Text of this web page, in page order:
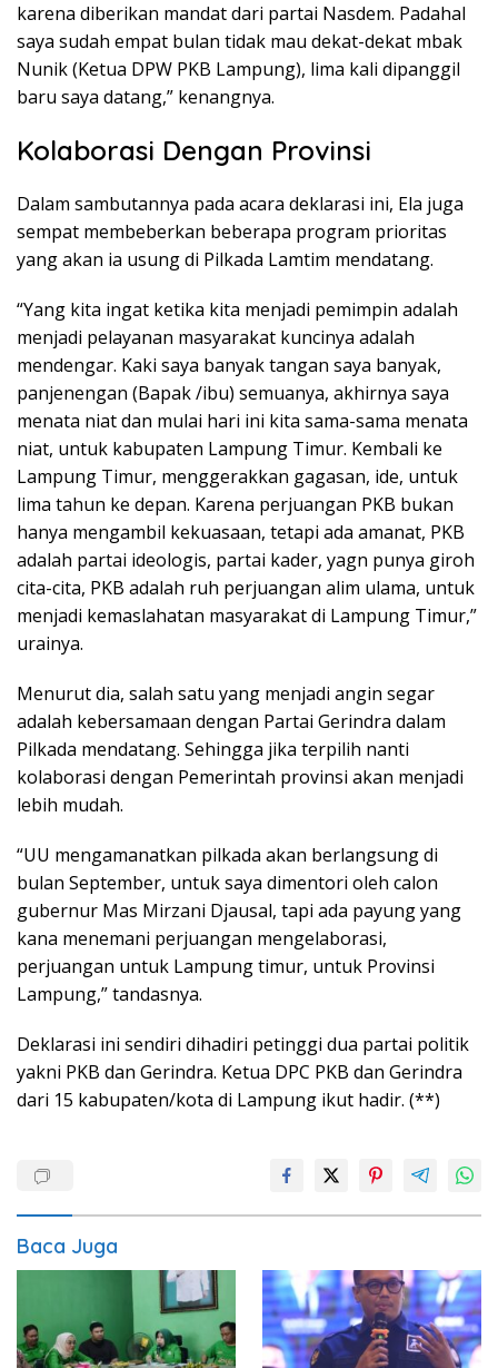
karena diberikan mandat dari partai Nasdem. Padahal
saya sudah empat bulan tidak mau dekat-dekat mbak
Nunik (Ketua DPW PKB Lampung), lima kali dipanggil
baru saya datang,” kenangnya.
Kolaborasi Dengan Provinsi
Dalam sambutannya pada acara deklarasi ini, Ela juga
sempat membeberkan beberapa program prioritas
yang akan ia usung di Pilkada Lamtim mendatang.
“Yang kita ingat ketika kita menjadi pemimpin adalah
menjadi pelayanan masyarakat kuncinya adalah
mendengar. Kaki saya banyak tangan saya banyak,
panjenengan (Bapak /ibu) semuanya, akhirnya saya
menata niat dan mulai hari ini kita sama-sama menata
niat, untuk kabupaten Lampung Timur. Kembali ke
Lampung Timur, menggerakkan gagasan, ide, untuk
lima tahun ke depan. Karena perjuangan PKB bukan
hanya mengambil kekuasaan, tetapi ada amanat, PKB
adalah partai ideologis, partai kader, yagn punya giroh
cita-cita, PKB adalah ruh perjuangan alim ulama, untuk
menjadi kemaslahatan masyarakat di Lampung Timur,”
urainya.
Menurut dia, salah satu yang menjadi angin segar
adalah kebersamaan dengan Partai Gerindra dalam
Pilkada mendatang. Sehingga jika terpilih nanti
kolaborasi dengan Pemerintah provinsi akan menjadi
lebih mudah.
“UU mengamanatkan pilkada akan berlangsung di
bulan September, untuk saya dimentori oleh calon
gubernur Mas Mirzani Djausal, tapi ada payung yang
kana menemani perjuangan mengelaborasi,
perjuangan untuk Lampung timur, untuk Provinsi
Lampung,” tandasnya.
Deklarasi ini sendiri dihadiri petinggi dua partai politik
yakni PKB dan Gerindra. Ketua DPC PKB dan Gerindra
dari 15 kabupaten/kota di Lampung ikut hadir. (**)
Baca Juga